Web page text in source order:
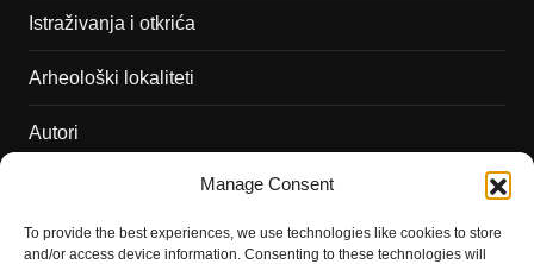
Manage Consent
To provide the best experiences, we use technologies like cookies to store
and/or access device information. Consenting to these technologies will
Istraživanja i otkrića
Arheološki lokaliteti
Autori
Dešavanja